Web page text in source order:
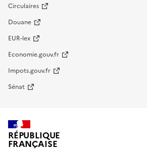
Circulaires
Douane
EUR-lex
Economie.gouv.fr
Impots.gouv.fr
Sénat
RÉPUBLIQUE
FRANÇAISE